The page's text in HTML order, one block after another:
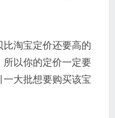
淘宝定价还要高的
所以你的定价一定要
大批想要购买该宝